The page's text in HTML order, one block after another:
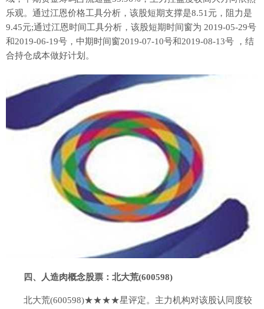
乐观。通过江恩价格工具分析，该股短期支撑是8.51元，阻力是
9.45元;通过江恩时间工具分析，该股短期时间窗为 2019-05-29号
和2019-06-19号，中期时间窗2019-07-10号和2019-08-13号 ，结
合持仓成本做好计划。
四、人造肉概念股票：北大荒(600598)
北大荒(600598)★★★★星评定。主力机构对该股认同度较